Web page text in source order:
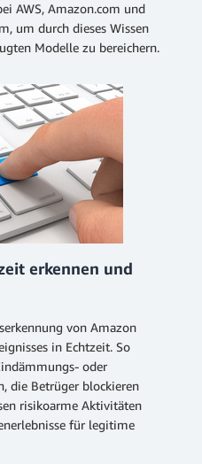
AWS, Amazon.com und
um durch dieses Wissen
Modelle zu bereichern.
erkennen und
von Amazon
in Echtzeit. So
oder
die Betrüger blockieren
risikoarme Aktivitäten
für legitime